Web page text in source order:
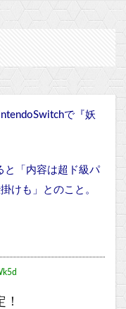
で『妖
と「内容は超ド級パ
けも」とのこと。